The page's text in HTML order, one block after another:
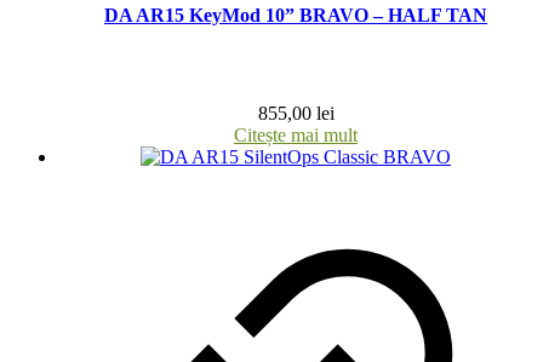
DA AR15 KeyMod 10” BRAVO – HALF TAN
855,00 lei
Citește mai mult